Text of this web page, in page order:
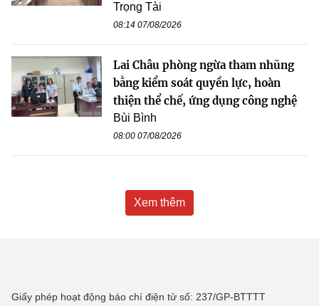
Trọng Tài
08:14 07/08/2026
Lai Châu phòng ngừa tham nhũng
bằng kiểm soát quyền lực, hoàn
thiện thể chế, ứng dụng công nghệ
Bùi Bình
08:00 07/08/2026
Xem thêm
Giấy phép hoạt động báo chí điện tử số: 237/GP-BTTTT